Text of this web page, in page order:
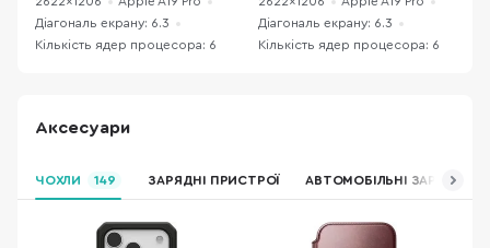
Діагональ екрану: 6.3
Кількість ядер процесора: 6
Діагональ екрану: 6.3
Кількість ядер процесора: 6
Аксесуари
ЧОХЛИ 149 ЗАРЯДНІ ПРИСТРОЇ АВТОМОБІЛЬНІ ЗАРЯДНІ